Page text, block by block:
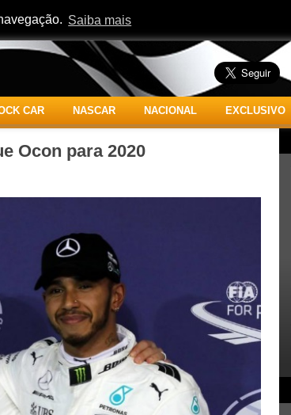
Saiba mais
CAR NASCAR NACIONAL EXCLUSIVO
Ocon para 2020